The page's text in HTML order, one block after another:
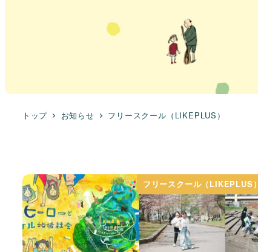
トップ お知らせ フリースクール（LIKEPLUS）
フリースクール（LIKEPLUS）